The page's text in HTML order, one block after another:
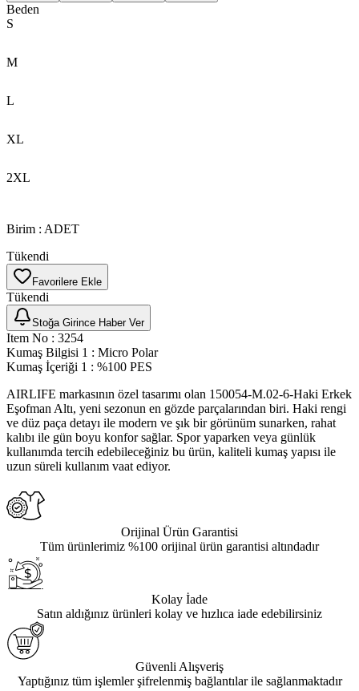
Beden
S
M
L
XL
2XL
Birim : ADET
Tükendi
Favorilere Ekle
Tükendi
Stoğa Girince Haber Ver
Item No : 3254
Kumaş Bilgisi 1 : Micro Polar
Kumaş İçeriği 1 : %100 PES
AIRLIFE markasının özel tasarımı olan 150054-M.02-6-Haki Erkek
Eşofman Altı, yeni sezonun en gözde parçalarından biri. Haki rengi
ve düz paça detayı ile modern ve şık bir görünüm sunarken, rahat
kalıbı ile gün boyu konfor sağlar. Spor yaparken veya günlük
kullanımda tercih edebileceğiniz bu ürün, kaliteli kumaş yapısı ile
uzun süreli kullanım vaat ediyor.
Orijinal Ürün Garantisi
Tüm ürünlerimiz %100 orijinal ürün garantisi altındadır
Kolay İade
Satın aldığınız ürünleri kolay ve hızlıca iade edebilirsiniz
Güvenli Alışveriş
Yaptığınız tüm işlemler şifrelenmiş bağlantılar ile sağlanmaktadır